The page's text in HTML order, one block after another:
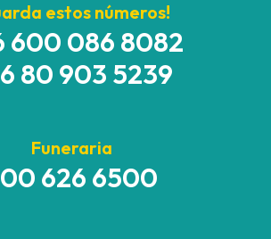
estos números!
600 086 8082
80 903 5239
Funeraria
626 6500